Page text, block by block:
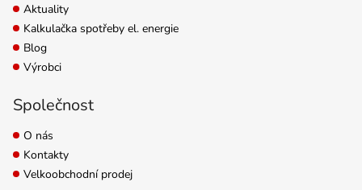
Aktuality
Kalkulačka spotřeby el. energie
Blog
Výrobci
Společnost
O nás
Kontakty
Velkoobchodní prodej